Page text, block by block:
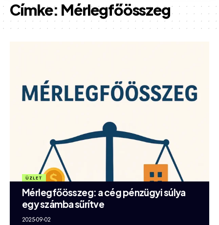
Címke: Mérlegfőösszeg
ÜZLET
Mérlegfőösszeg: a cég pénzügyi súlya
egy számba sűrítve
2025-09-02